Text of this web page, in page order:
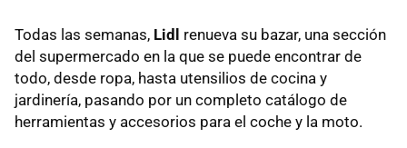
Todas las semanas, Lidl
renueva su bazar, una sección
del supermercado en la que se puede encontrar de
todo, desde ropa, hasta utensilios de cocina y
jardinería, pasando por un completo catálogo de
herramientas y accesorios para el coche y la moto.